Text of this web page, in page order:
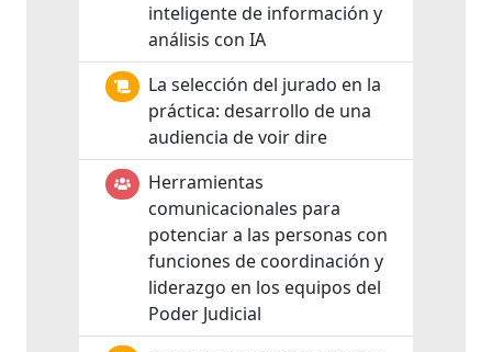
inteligente de información y
análisis con IA
La selección del jurado en la
práctica: desarrollo de una
audiencia de voir dire
Herramientas
comunicacionales para
potenciar a las personas con
funciones de coordinación y
liderazgo en los equipos del
Poder Judicial